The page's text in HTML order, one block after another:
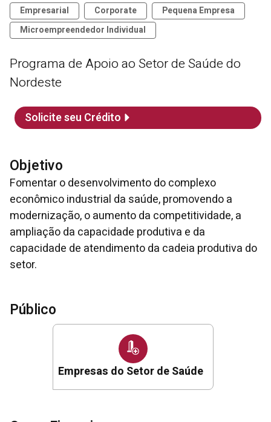
Empresarial Corporate
Pequena Empresa
Microempreendedor Individual
Programa de Apoio ao Setor de Saúde do
Nordeste
Solicite seu Crédito
Objetivo
Fomentar o desenvolvimento do complexo
econômico industrial da saúde, promovendo a
modernização, o aumento da competitividade, a
ampliação da capacidade produtiva e da
capacidade de atendimento da cadeia produtiva do
setor.
Público
Empresas do Setor de Saúde